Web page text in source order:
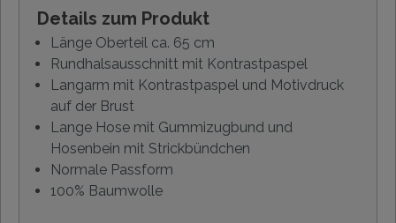
Details zum Produkt
Länge Oberteil ca. 65 cm
Rundhalsausschnitt mit Kontrastpaspel
Langarm mit Kontrastpaspel und Motivdruck
auf der Brust
Lange Hose mit Gummizugbund und
Hosenbein mit Strickbündchen
Normale Passform
100% Baumwolle